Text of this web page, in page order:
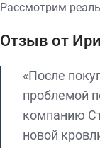
Рассмотрим
Отзыв от
«После
проблемой
компанию
новой